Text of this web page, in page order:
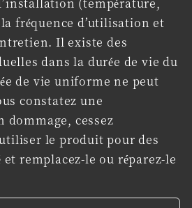
(température,
fréquence d’utilisation et
Il existe des
dans la durée de vie du
de vie uniforme ne peut
constatez une
dommage, cessez
le produit pour des
remplacez-le ou réparez-le